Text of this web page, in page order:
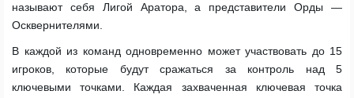
называют себя Лигой Аратора, а представители Орды —
Осквернителями.
В каждой из команд одновременно может участвовать до 15
игроков, которые будут сражаться за контроль над 5
ключевыми точками. Каждая захваченная ключевая точка